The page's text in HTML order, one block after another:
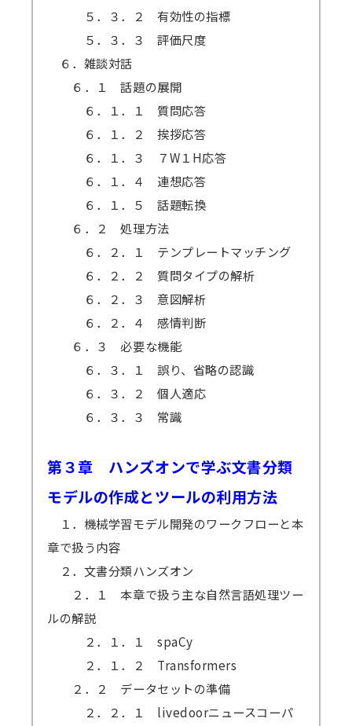
５．３．２ 有効性の指標
５．３．３ 評価尺度
６．雑談対話
６．１ 話題の展開
６．１．１ 質問応答
６．１．２ 挨拶応答
６．１．３ ７W１H応答
６．１．４ 連想応答
６．１．５ 話題転換
６．２ 処理方法
６．２．１ テンプレートマッチング
６．２．２ 質問タイプの解析
６．２．３ 意図解析
６．２．４ 感情判断
６．３ 必要な機能
６．３．１ 誤り、省略の認識
６．３．２ 個人適応
６．３．３ 常識
第３章 ハンズオンで学ぶ文書分類
モデルの作成とツールの利用方法
１．機械学習モデル開発のワークフローと本
章で扱う内容
２．文書分類ハンズオン
２．１ 本章で扱う主な自然言語処理ツー
ルの解説
２．１．１ spaCy
２．１．２ Transformers
２．２ データセットの準備
２．２．１ livedoorニュースコーパ